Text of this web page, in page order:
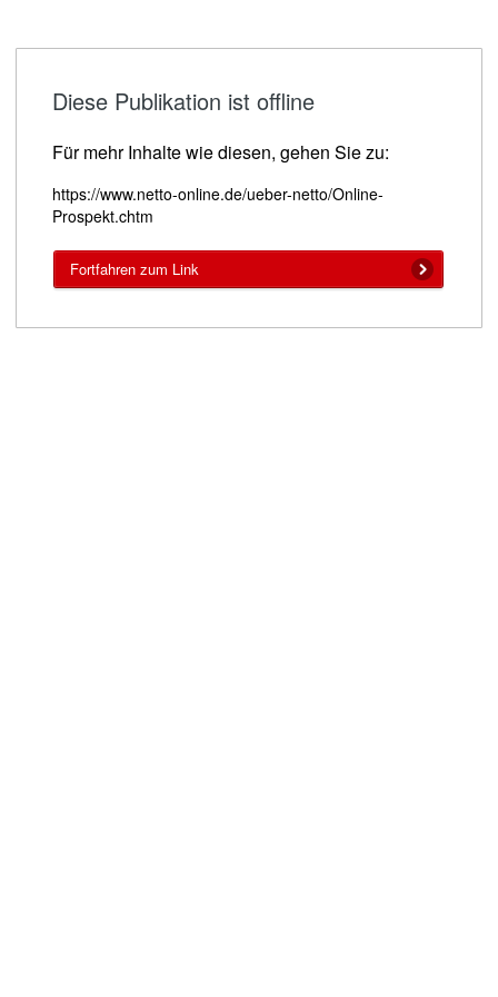
Diese Publikation ist offline
Für mehr Inhalte wie diesen, gehen Sie zu:
https://www.netto-online.de/ueber-netto/Online-
Prospekt.chtm
Fortfahren zum Link